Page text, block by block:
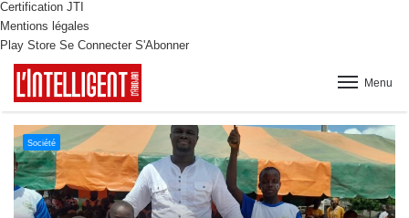
Certification JTI
Mentions légales
Play Store Se Connecter S'Abonner
Menu
Culture